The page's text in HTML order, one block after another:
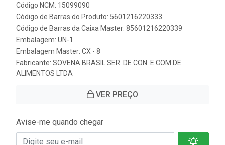
Código NCM: 15099090
Código de Barras do Produto: 5601216220333
Código de Barras da Caixa Master: 85601216220339
Embalagem: UN-1
Embalagem Master: CX - 8
Fabricante: SOVENA BRASIL SER. DE CON. E COM.DE
ALIMENTOS LTDA
VER PREÇO
Avise-me quando chegar